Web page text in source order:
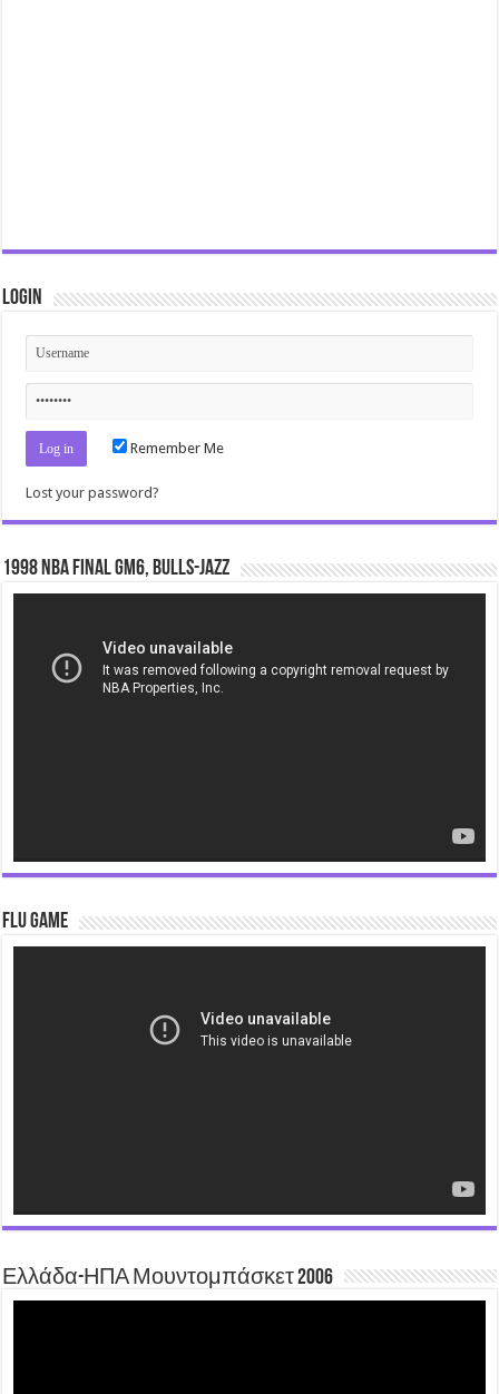
Login
Remember Me
Lost your password?
1998 NBA Final gm6, Bulls-Jazz
Flu Game
Ελλάδα-ΗΠΑ Μουντομπάσκετ 2006